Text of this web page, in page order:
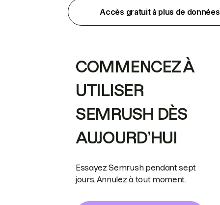
Accès gratuit à plus de données
COMMENCEZ À
UTILISER
SEMRUSH DÈS
AUJOURD’HUI
Essayez Semrush pendant sept
jours. Annulez à tout moment.